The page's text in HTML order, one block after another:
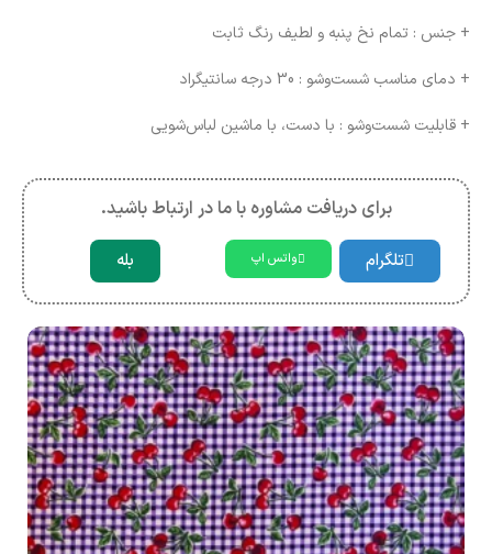
+ جنس : تمام نخ پنبه و لطیف رنگ ثابت
+ دمای مناسب شست‌وشو : 30 درجه سانتیگراد
+ قابلیت شست‌وشو : با دست، با ماشین لباس‌شویی
برای دریافت مشاوره با ما در ارتباط باشید.
تلگرام واتس اپ بله